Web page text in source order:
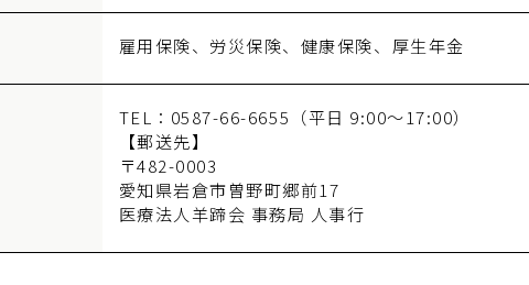
雇用保険、労災保険、健康保険、厚生年金
TEL：0587-66-6655（平日 9:00～17:00）
【郵送先】
〒482-0003
愛知県岩倉市曽野町郷前17
医療法人羊蹄会 事務局 人事行